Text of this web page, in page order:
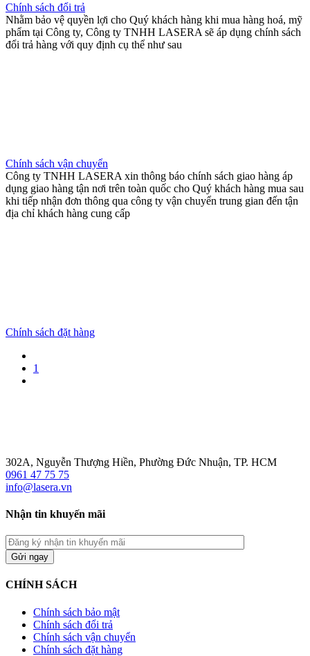
Chính sách đổi trả
Nhằm bảo vệ quyền lợi cho Quý khách hàng khi mua hàng hoá, mỹ
phẩm tại Công ty, Công ty TNHH LASERA sẽ áp dụng chính sách
đổi trả hàng với quy định cụ thể như sau
Chính sách vận chuyển
Công ty TNHH LASERA xin thông báo chính sách giao hàng áp
dụng giao hàng tận nơi trên toàn quốc cho Quý khách hàng mua sau
khi tiếp nhận đơn thông qua công ty vận chuyển trung gian đến tận
địa chỉ khách hàng cung cấp
Chính sách đặt hàng
1
302A, Nguyễn Thượng Hiền, Phường Đức Nhuận, TP. HCM
0961 47 75 75
info@lasera.vn
Nhận tin khuyến mãi
CHÍNH SÁCH
Chính sách bảo mật
Chính sách đổi trả
Chính sách vận chuyển
Chính sách đặt hàng